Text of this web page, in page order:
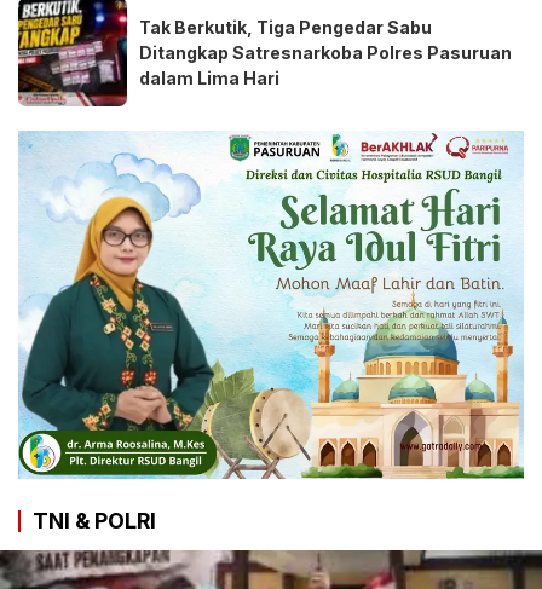
Tak Berkutik, Tiga Pengedar Sabu
Ditangkap Satresnarkoba Polres Pasuruan
dalam Lima Hari
TNI & POLRI